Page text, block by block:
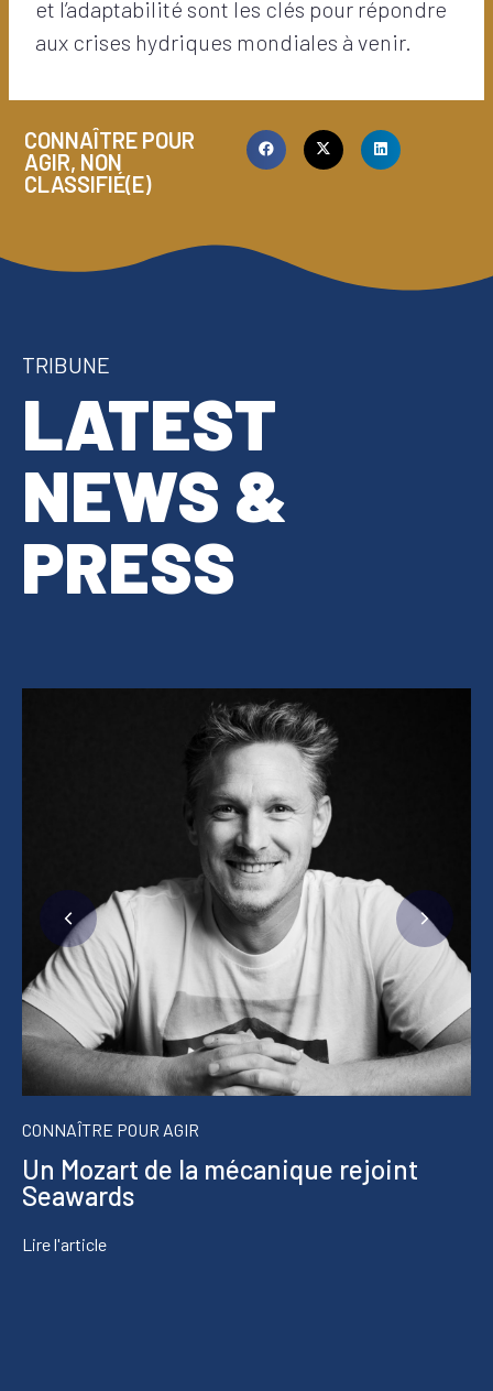
et l’adaptabilité sont les clés pour répondre
aux crises hydriques mondiales à venir.
CONNAÎTRE POUR
AGIR, NON
CLASSIFIÉ(E)
TRIBUNE
LATEST
NEWS &
PRESS
CONNAÎTRE POUR AGIR
Un Mozart de la mécanique rejoint
Seawards
Lire l'article